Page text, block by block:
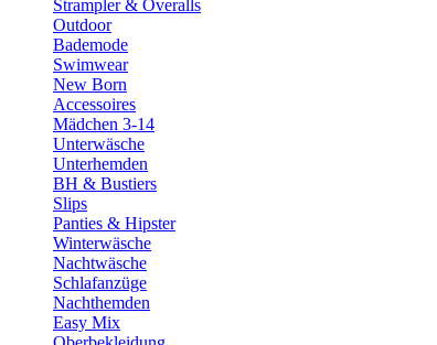
Strampler & Overalls
Outdoor
Bademode
Swimwear
New Born
Accessoires
Mädchen 3-14
Unterwäsche
Unterhemden
BH & Bustiers
Slips
Panties & Hipster
Winterwäsche
Nachtwäsche
Schlafanzüge
Nachthemden
Easy Mix